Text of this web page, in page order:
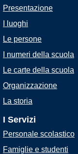
Presentazione
I luoghi
Le persone
I numeri della scuola
Le carte della scuola
Organizzazione
La storia
I Servizi
Personale scolastico
Famiglie e studenti